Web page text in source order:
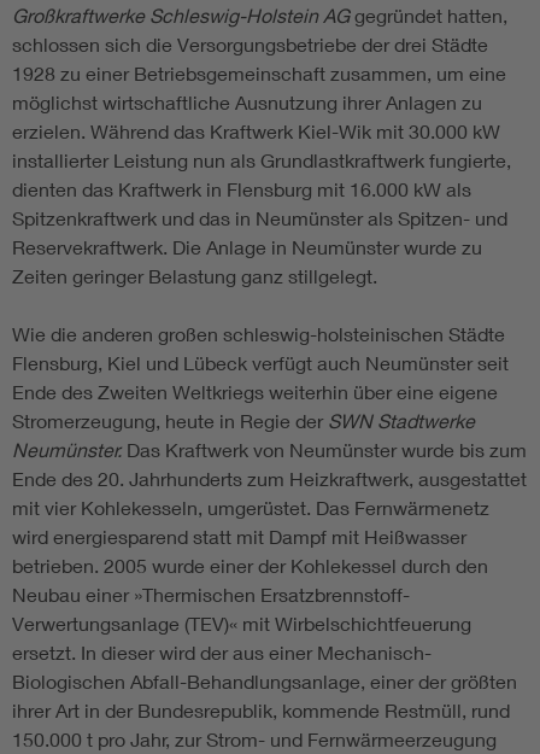
Großkraftwerke Schleswig-Holstein AGgegründet hatten,
schlossen sich die Versorgungsbetriebe der drei Städte
1928 zu einer Betriebsgemeinschaft zusammen, um eine
möglichst wirtschaftliche Ausnutzung ihrer Anlagen zu
erzielen. Während das Kraftwerk Kiel-Wik mit 30.000 kW
installierter Leistung nun als Grundlastkraftwerk fungierte,
dienten das Kraftwerk in Flensburg mit 16.000 kW als
Spitzenkraftwerk und das in Neumünster als Spitzen- und
Reservekraftwerk. Die Anlage in Neumünster wurde zu
Zeiten geringer Belastung ganz stillgelegt.
Wie die anderen großen schleswig-holsteinischen Städte
Flensburg, Kiel und Lübeck verfügt auch Neumünster seit
Ende des Zweiten Weltkriegs weiterhin über eine eigene
Stromerzeugung, heute in Regie der SWN Stadtwerke
Neumünster. Das Kraftwerk von Neumünster wurde bis zum
Ende des 20. Jahrhunderts zum Heizkraftwerk, ausgestattet
mit vier Kohlekesseln, umgerüstet. Das Fernwärmenetz
wird energiesparend statt mit Dampf mit Heißwasser
betrieben. 2005 wurde einer der Kohlekessel durch den
Neubau einer »Thermischen Ersatzbrennstoff-
Verwertungsanlage (TEV)« mit Wirbelschichtfeuerung
ersetzt. In dieser wird der aus einer Mechanisch-
Biologischen Abfall-Behandlungsanlage, einer der größten
ihrer Art in der Bundesrepublik, kommende Restmüll, rund
150.000 t pro Jahr, zur Strom- und Fernwärmeerzeugung